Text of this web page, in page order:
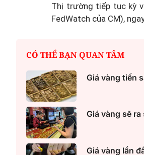
Thị trường tiếp tục kỳ
FedWatch của CM),
CÓ THỂ BẠN QUAN TÂM
Giá vàng tiến
Giá vàng sẽ
Giá vàng lần